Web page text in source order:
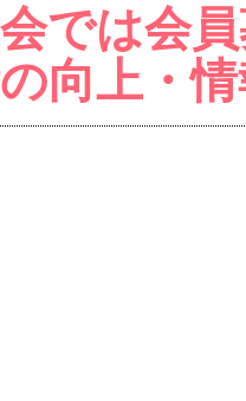
では会
向上・